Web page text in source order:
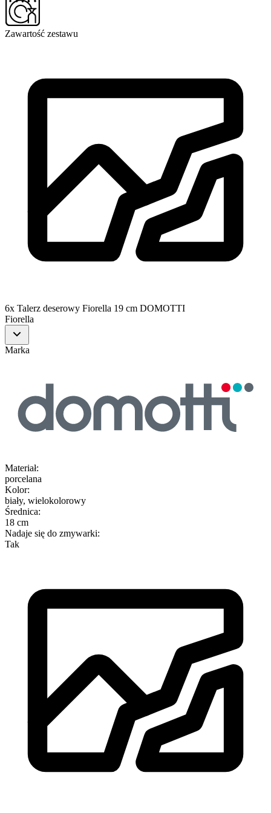
Zawartość zestawu
6x Talerz deserowy Fiorella 19 cm DOMOTTI
Fiorella
Marka
Materiał:
porcelana
Kolor:
biały, wielokolorowy
Średnica:
18 cm
Nadaje się do zmywarki:
Tak